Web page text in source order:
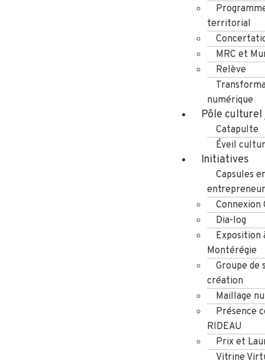
territorial
MRC et
Relève
numérique
Pôle culturel
Catapulte
Éveil
Initiatives
Capsules
Connexion
Dia-log
Exposition
Montérégie
Groupe de
création
Maillage
Présence
RIDEAU
Prix et
Vitrine